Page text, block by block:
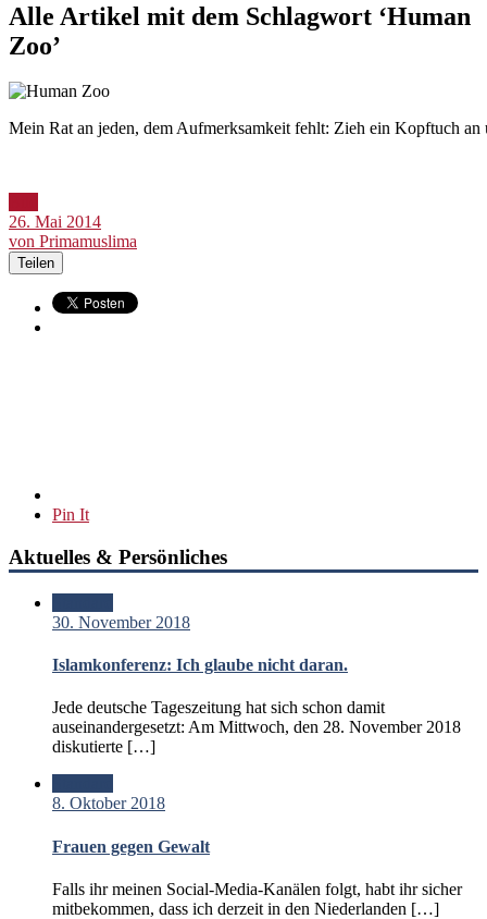
Alle Artikel mit dem Schlagwort ‘Human
Zoo’
Mein Rat an jeden, dem Aufmerksamkeit fehlt: Zieh ein Kopftuch an
26. Mai 2014
von Primamuslima
Teilen
Pin It
Aktuelles & Persönliches
30. November 2018
Islamkonferenz: Ich glaube nicht daran.
Jede deutsche Tageszeitung hat sich schon damit
auseinandergesetzt: Am Mittwoch, den 28. November 2018
diskutierte […]
8. Oktober 2018
Frauen gegen Gewalt
Falls ihr meinen Social-Media-Kanälen folgt, habt ihr sicher
mitbekommen, dass ich derzeit in den Niederlanden […]